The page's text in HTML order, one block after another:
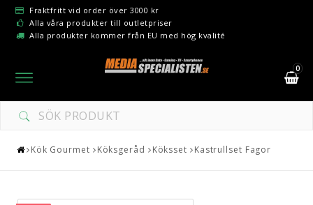
Fraktfritt vid order över 3000 kr
Alla våra produkter till outletpriser
Alla produkter kommer från EU med hög kvalité
0
Toggle
navigation
Kök Gourmet Köksgeråd Köksset Kastrullset Fagor